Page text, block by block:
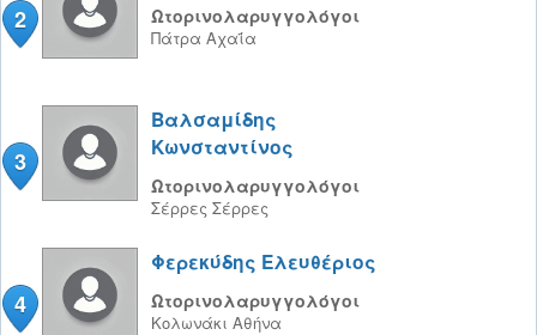
2 Ωτορινολαρυγγολόγοι
Πάτρα Αχαΐα
3
Βαλσαμίδης
Κωνσταντίνος
Ωτορινολαρυγγολόγοι
Σέρρες Σέρρες
4
Φερεκύδης Ελευθέριος
Ωτορινολαρυγγολόγοι
Κολωνάκι Αθήνα